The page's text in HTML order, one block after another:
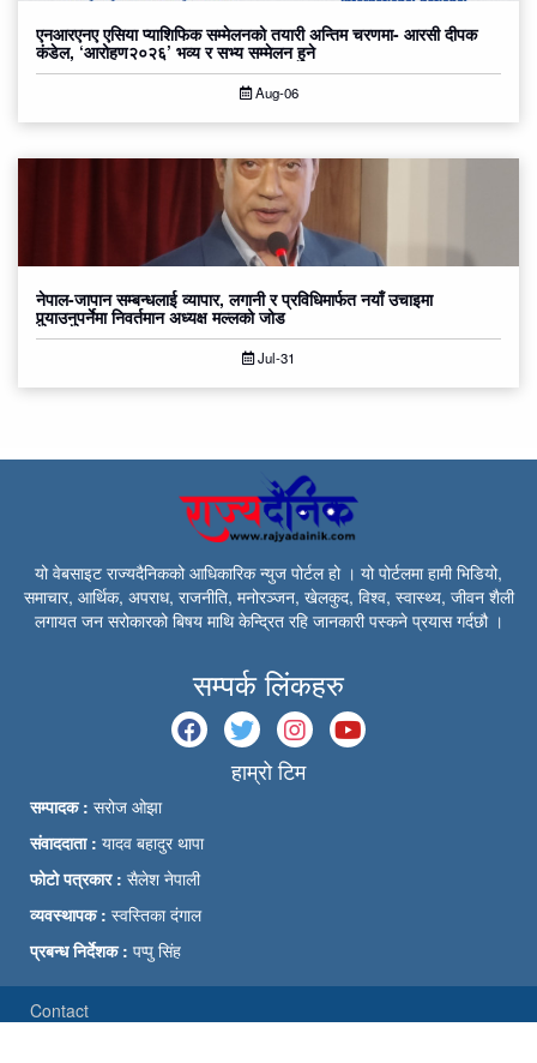
एनआरएनए एसिया प्याशिफिक सम्मेलनको तयारी अन्तिम चरणमा- आरसी दीपक
कंडेल, ‘आरोहण२०२६’ भव्य र सभ्य सम्मेलन हुने
Aug-06
नेपाल-जापान सम्बन्धलाई व्यापार, लगानी र प्रविधिमार्फत नयाँ उचाइमा
पुर्‍याउनुपर्नेमा निवर्तमान अध्यक्ष मल्लको जोड
Jul-31
यो वेबसाइट राज्यदैनिकको आधिकारिक न्युज पोर्टल हो । यो पोर्टलमा हामी भिडियो,
समाचार, आर्थिक, अपराध, राजनीति, मनोरञ्जन, खेलकुद, विश्व, स्वास्थ्य, जीवन शैली
लगायत जन सरोकारको बिषय माथि केन्द्रित रहि जानकारी पस्कने प्रयास गर्दछौ ।
सम्पर्क लिंकहरु
हाम्रो टिम
सम्पादक : सरोज ओझा
संवाददाता : यादव बहादुर थापा
फोटो पत्रकार : सैलेश नेपाली
व्यवस्थापक : स्वस्तिका दंगाल
प्रबन्ध निर्देशक : पप्पु सिंह
Contact